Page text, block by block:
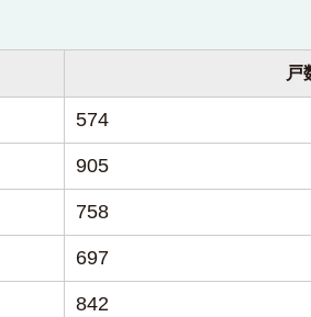
戸
574
905
758
697
842